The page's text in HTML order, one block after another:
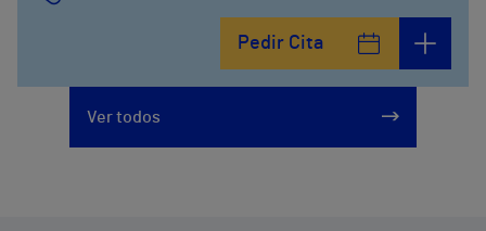
Pedir Cita
Ver todos